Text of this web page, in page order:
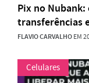
Pix no
transferências
FLAVIO CARVALHOEM
Celulares